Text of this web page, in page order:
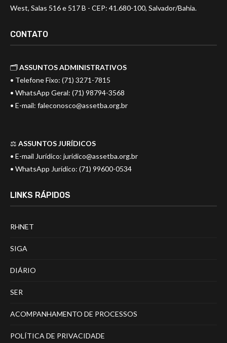
West, Salas 516 e 517 B - CEP: 41.680-100, Salvador/Bahia.
CONTATO
🗂️ASSUNTOS ADMINISTRATIVOS
• Telefone Fixo: (71) 3271-7815
• WhatsApp Geral: (71) 98794-3568
• E-mail: faleconosco@assetba.org.br
⚖️ ASSUNTOS JURÍDICOS
• E-mail Jurídico: juridico@assetba.org.br
• WhatsApp Jurídico: (71) 99600-0534
LINKS RÁPIDOS
RHNET
SIGA
DIÁRIO
SER
ACOMPANHAMENTO DE PROCESSOS
POLÍTICA DE PRIVACIDADE